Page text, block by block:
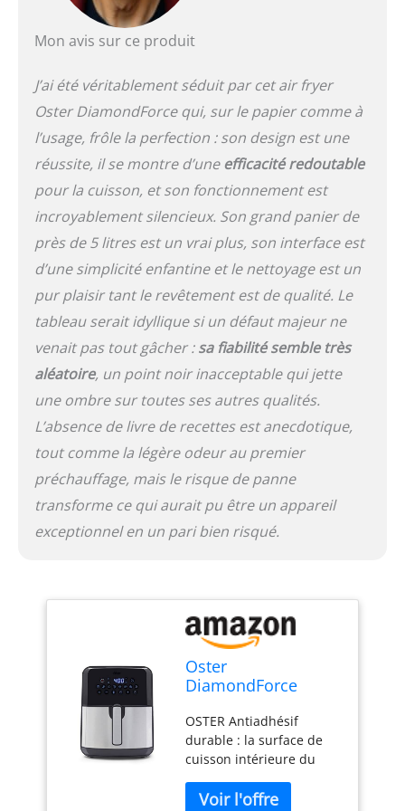
les collations et les repas
en famille Multifonction,
tactile numérique
dispose de 8 fonctions de
cuisson prédéfinies, y
compris les frites, le
poulet, le poisson et la
déshydratation ; plage de
degrés avec protection
contre la surchauffe
FAVORIS FRITS AVEC
MOINS D'HUILE : faites
facilement vos plats frits
avec 99,5 % d'huile en
moins que la friteuse,
par rapport aux friteuses
d'une capacité de 4 L Les
produits internationaux
ont des conditions
distinctes, sont vendus
depuis l'étranger et
peuvent différer des
produits locaux,
notamment en ce qui
concerne l'ajustement, la
classification par âge et
instructions.
Mon avis sur ce produit
J’ai été véritablement séduit par cet air fryer
Oster DiamondForce qui, sur le papier comme à
l’usage, frôle la perfection : son design est une
réussite, il se montre d’une efficacité redoutable
pour la cuisson, et son fonctionnement est
incroyablement silencieux. Son grand panier de
près de 5 litres est un vrai plus, son interface est
d’une simplicité enfantine et le nettoyage est un
pur plaisir tant le revêtement est de qualité. Le
tableau serait idyllique si un défaut majeur ne
venait pas tout gâcher :sa fiabilité semble très
aléatoire, un point noir inacceptable qui jette
une ombre sur toutes ses autres qualités.
L’absence de livre de recettes est anecdotique,
tout comme la légère odeur au premier
préchauffage, mais le risque de panne
transforme ce qui aurait pu être un appareil
exceptionnel en un pari bien risqué.
Oster
DiamondForce
Digital Air Fryer, 8
Functions
OSTER Antiadhésif
durable : la surface de
cuisson intérieure du
renforcée et infusée avec